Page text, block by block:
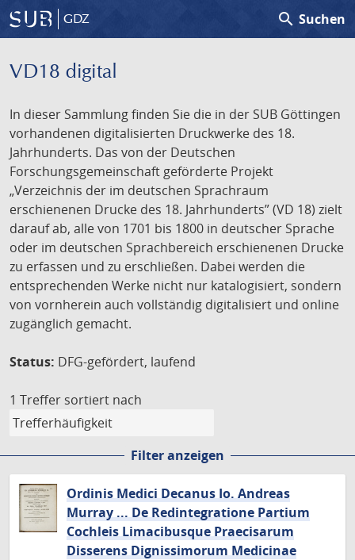
GDZ search Suchen
VD18 digital
In dieser Sammlung finden Sie die in der SUB Göttingen
vorhandenen digitalisierten Druckwerke des 18.
Jahrhunderts. Das von der Deutschen
Forschungsgemeinschaft geförderte Projekt
„Verzeichnis der im deutschen Sprachraum
erschienenen Drucke des 18. Jahrhunderts” (VD 18) zielt
darauf ab, alle von 1701 bis 1800 in deutscher Sprache
oder im deutschen Sprachbereich erschienenen Drucke
zu erfassen und zu erschließen. Dabei werden die
entsprechenden Werke nicht nur katalogisiert, sondern
von vornherein auch vollständig digitalisiert und online
zugänglich gemacht.
Status: DFG-gefördert, laufend
1 Treffer sortiert nach
Filter anzeigen
Ordinis Medici Decanus Io. Andreas
Murray ... De Redintegratione Partium
Cochleis Limacibusque Praecisarum
Disserens Dignissimorum Medicinae